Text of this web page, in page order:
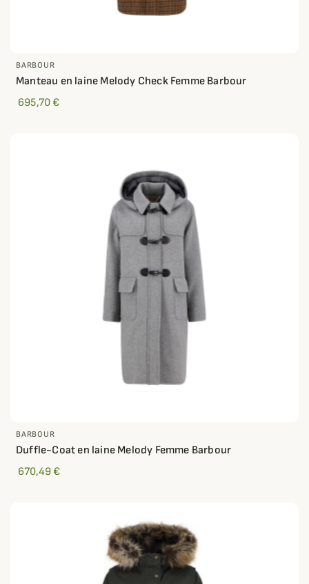
BARBOUR
Manteau en laine Melody Check Femme Barbour
695,70 €
BARBOUR
Duffle-Coat en laine Melody Femme Barbour
670,49 €